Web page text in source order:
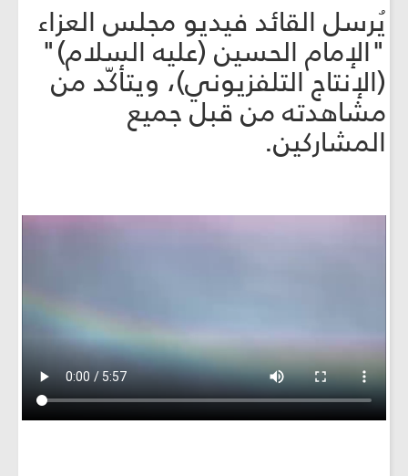
يُرسل القائد فيديو مجلس العزاء
"الإمام الحسين (عليه السلام)"
(الإنتاج التلفزيوني)، ويتأكّد من
مشاهدته من قبل جميع
المشاركين.